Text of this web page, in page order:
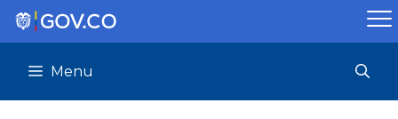
Saltar
Menu